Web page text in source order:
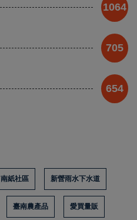
1064
705
654
南紙社區 新營雨水下水道
臺南農產品 愛買量販